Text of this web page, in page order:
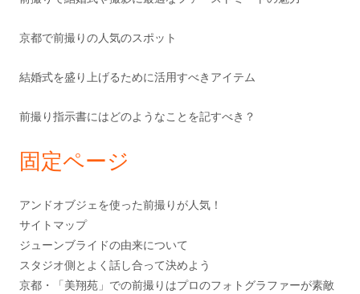
京都で前撮りの人気のスポット
結婚式を盛り上げるために活用すべきアイテム
前撮り指示書にはどのようなことを記すべき？
固定ページ
アンドオブジェを使った前撮りが人気！
サイトマップ
ジューンブライドの由来について
スタジオ側とよく話し合って決めよう
京都・「美翔苑」での前撮りはプロのフォトグラファーが素敵